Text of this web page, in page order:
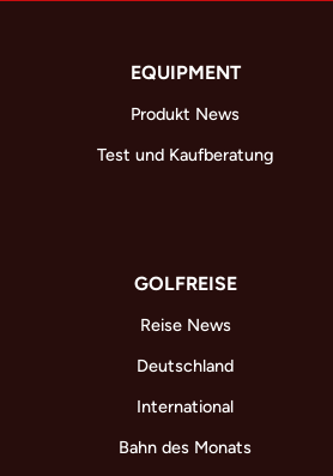
EQUIPMENT
Produkt News
Test und Kaufberatung
GOLFREISE
Reise News
Deutschland
International
Bahn des Monats